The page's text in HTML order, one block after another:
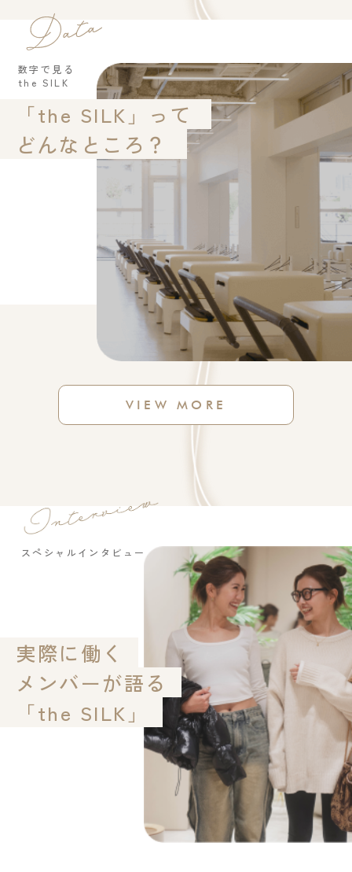
数字で見る
the SILK
「the SILK」って
どんなところ？
VIEW MORE
スペシャルインタビュー
実際に働く
メンバーが語る
「the SILK」